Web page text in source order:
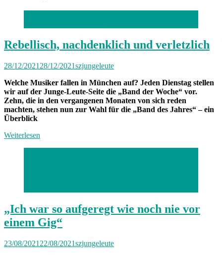
Rebellisch, nachdenklich und verletzlich
28/12/2021 28/12/2021szjungeleute
Welche Musiker fallen in München auf? Jeden Dienstag stellen
wir auf der Junge-Leute-Seite die „Band der Woche“ vor.
Zehn, die in den vergangenen Monaten von sich reden
machten, stehen nun zur Wahl für die „Band des Jahres“ – ein
Überblick
Weiterlesen
„Ich war so aufgeregt wie noch nie vor
einem Gig“
23/08/2021 22/08/2021szjungeleute